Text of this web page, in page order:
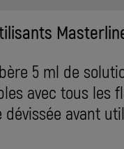
5 ml de
avec tous les
avant